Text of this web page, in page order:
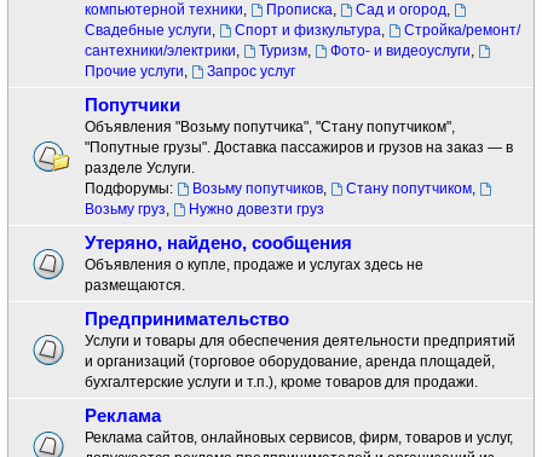
компьютерной техники, Прописка, Сад и огород,
Свадебные услуги, Спорт и физкультура,
Стройка/ремонт/
сантехники/электрики, Туризм, Фото- и видеоуслуги,
Прочие услуги, Запрос услуг
Попутчики
Объявления "Возьму попутчика", "Стану попутчиком",
"Попутные грузы". Доставка пассажиров и грузов на заказ — в
разделе Услуги.
Подфорумы:
Возьму попутчиков, Стану попутчиком,
Возьму груз, Нужно довезти груз
Утеряно, найдено, сообщения
Объявления о купле, продаже и услугах здесь не
размещаются.
Предпринимательство
Услуги и товары для обеспечения деятельности предприятий
и организаций (торговое оборудование, аренда площадей,
бухгалтерские услуги и т.п.), кроме товаров для продажи.
Реклама
Реклама сайтов, онлайновых сервисов, фирм, товаров и услуг,